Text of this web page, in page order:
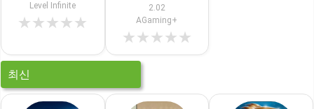
Level Infinite
★★★★★
2.02
AGaming+
★★★★★
최신